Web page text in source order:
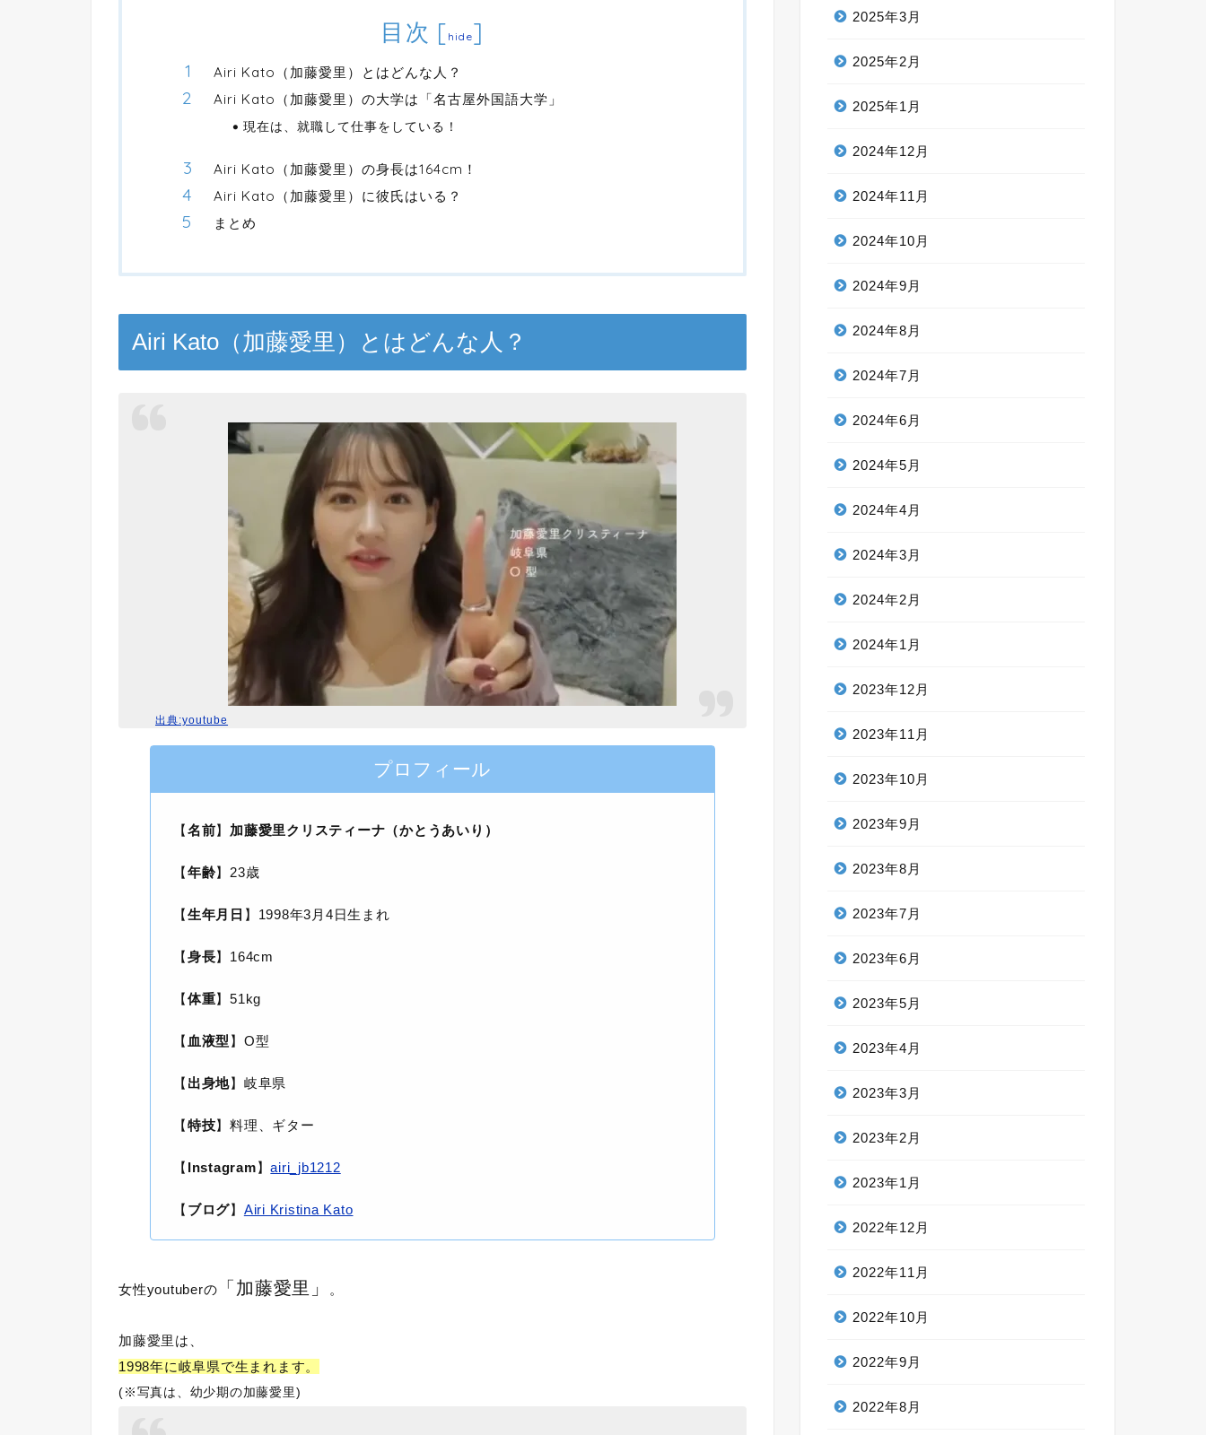
目次 [ hide]
Airi Kato（加藤愛里）とはどんな人？
Airi Kato（加藤愛里）の大学は「名古屋外国語大学」
現在は、就職して仕事をしている！
Airi Kato（加藤愛里）の身長は164cm！
Airi Kato（加藤愛里）に彼氏はいる？
まとめ
Airi Kato（加藤愛里）とはどんな人？
出典:youtube
プロフィール
【名前】 加藤愛里クリスティーナ（かとうあいり）
【年齢】23歳
【生年月日 】1998年3月4日生まれ
【身長】164cm
【体重】51kg
【 血液型 】O型
【 出身地】岐阜県
【特技】料理、ギター
【 Instagram】airi_jb1212
【 ブログ】 Airi Kristina Kato
女性youtuberの 「加藤愛里」 。
加藤愛里は、
1998年に岐阜県で生まれます。
(※写真は、幼少期の加藤愛里)
2025年3月
2025年2月
2025年1月
2024年12月
2024年11月
2024年10月
2024年9月
2024年8月
2024年7月
2024年6月
2024年5月
2024年4月
2024年3月
2024年2月
2024年1月
2023年12月
2023年11月
2023年10月
2023年9月
2023年8月
2023年7月
2023年6月
2023年5月
2023年4月
2023年3月
2023年2月
2023年1月
2022年12月
2022年11月
2022年10月
2022年9月
2022年8月